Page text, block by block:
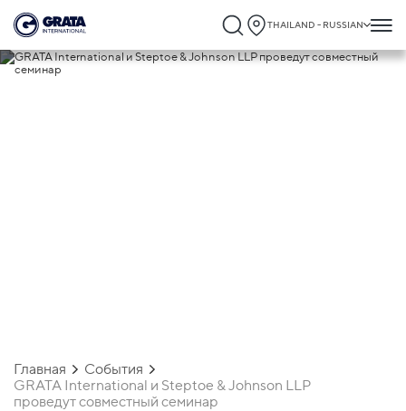
THAILAND - RUSSIAN
Главная
События
GRATA International и Steptoe & Johnson LLP
проведут совместный семинар